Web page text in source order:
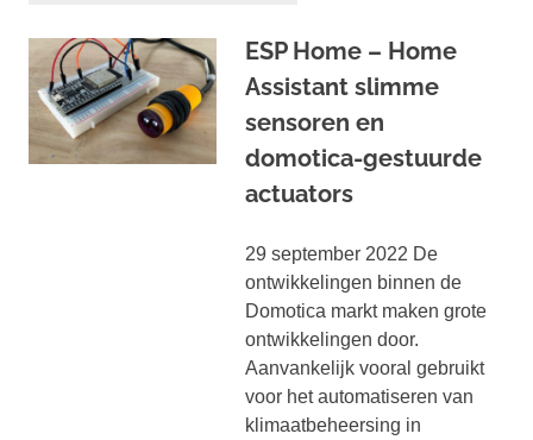
ESP Home – Home
Assistant slimme
sensoren en
domotica-gestuurde
actuators
29 september 2022 De
ontwikkelingen binnen de
Domotica markt maken grote
ontwikkelingen door.
Aanvankelijk vooral gebruikt
voor het automatiseren van
klimaatbeheersing in